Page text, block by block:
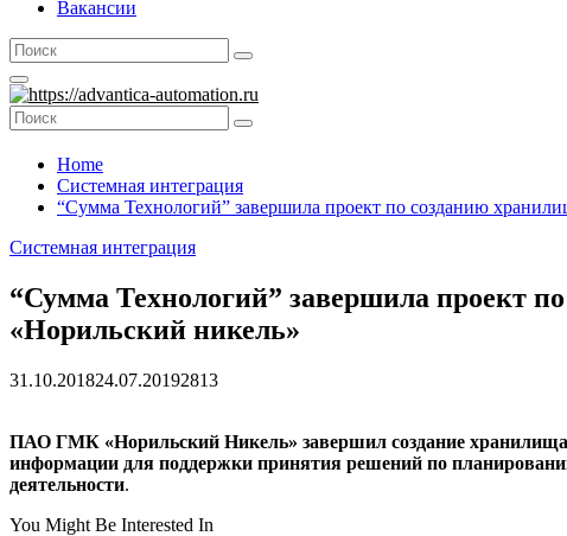
Вакансии
Search
for:
Search
Primary
Menu
Search
for:
Search
Home
Системная интеграция
“Сумма Технологий” завершила проект по созданию
Системная интеграция
“Сумма Технологий” завершила проект
«Норильский никель»
31.10.201824.07.20192813
ПАО ГМК «Норильский Никель» завершил создание хранилища
информации для поддержки принятия решений по
деятельности.
You Might Be Interested In